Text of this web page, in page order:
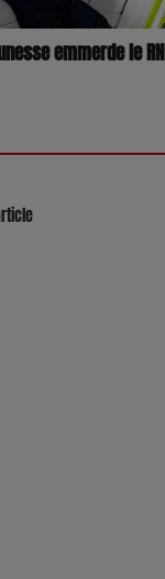
emmerde le RN